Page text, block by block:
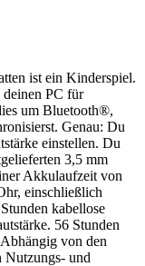
ist ein Kinderspiel.
deinen PC für
um Bluetooth®,
Genau: Du
einstellen. Du
3,5 mm
Akkulaufzeit von
einschließlich
kabellose
56 Stunden
von den
Nutzungs- und